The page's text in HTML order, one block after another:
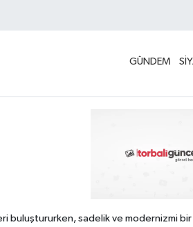
GÜNDEM
buluştururken, sadelik ve modernizmi